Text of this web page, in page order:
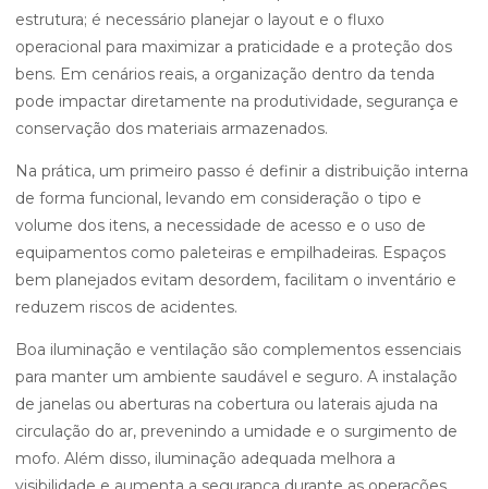
estrutura; é necessário planejar o layout e o fluxo
operacional para maximizar a praticidade e a proteção dos
bens. Em cenários reais, a organização dentro da tenda
pode impactar diretamente na produtividade, segurança e
conservação dos materiais armazenados.
Na prática, um primeiro passo é definir a distribuição interna
de forma funcional, levando em consideração o tipo e
volume dos itens, a necessidade de acesso e o uso de
equipamentos como paleteiras e empilhadeiras. Espaços
bem planejados evitam desordem, facilitam o inventário e
reduzem riscos de acidentes.
Boa iluminação e ventilação são complementos essenciais
para manter um ambiente saudável e seguro. A instalação
de janelas ou aberturas na cobertura ou laterais ajuda na
circulação do ar, prevenindo a umidade e o surgimento de
mofo. Além disso, iluminação adequada melhora a